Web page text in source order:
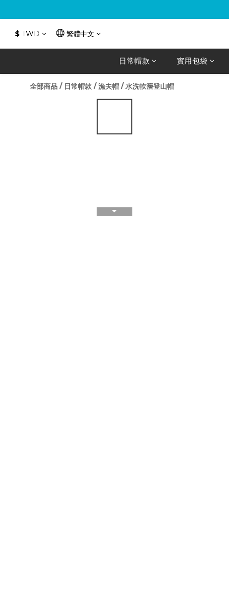
$ TWD 繁體中文
日常帽款 實用包袋
全部商品 / 日常帽款 /漁夫帽 /水洗軟簷登山帽